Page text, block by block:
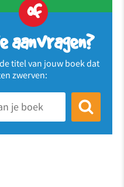
of
aanvragen?
titel van jouw boek dat
zwerven: